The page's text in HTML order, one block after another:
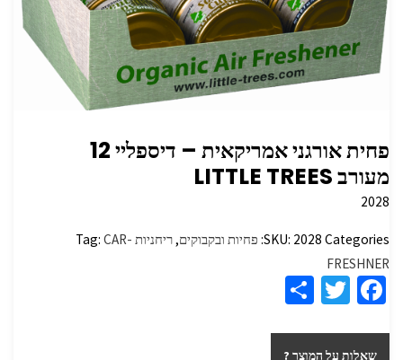
פחית אורגני אמריקאית – דיספליי 12
מעורב LITTLE TREES
2028
SKU: 2028 Categories: פחיות ובקבוקים,ריחניות Tag: CAR-
FRESHNER
Fa
b
T
tt
arשאלות על המוצר ?